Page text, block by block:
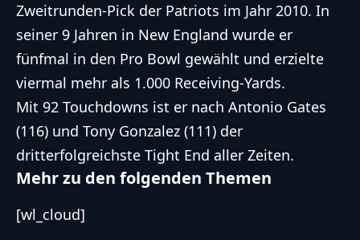
Zweitrunden-Pick der Patriots im Jahr 2010. In
seiner 9 Jahren in New England wurde er
fünfmal in den Pro Bowl gewählt und erzielte
viermal mehr als 1.000 Receiving-Yards.
Mit 92 Touchdowns ist er nach Antonio Gates
(116) und Tony Gonzalez (111) der
dritterfolgreichste Tight End aller Zeiten.
Mehr zu den folgenden Themen
[wl_cloud]